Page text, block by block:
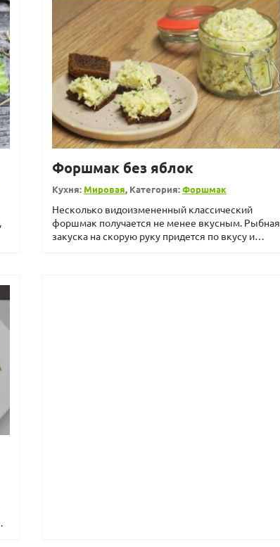
Форшмак без яблок
Кухня:Мировая, Категория:Форшмак
Несколько видоизмененный классический
форшмак получается не менее вкусным. Рыбная
закуска на скорую руку придется по вкусу и